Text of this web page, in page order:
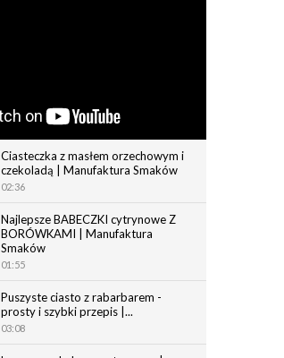
Ciasteczka z masłem orzechowym i
czekoladą | Manufaktura Smaków
02:36
Najlepsze BABECZKI cytrynowe Z
BORÓWKAMI | Manufaktura
Smaków
01:55
Puszyste ciasto z rabarbarem -
prosty i szybki przepis |...
03:08